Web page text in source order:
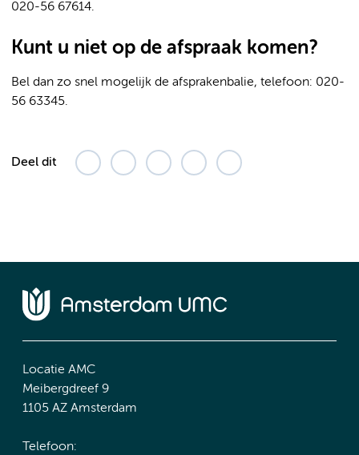
020-56 67614.
Kunt u niet op de afspraak komen?
Bel dan zo snel mogelijk de afsprakenbalie, telefoon: 020-
56 63345.
Deel dit
Locatie AMC
Meibergdreef 9
1105 AZ Amsterdam
Telefoon: